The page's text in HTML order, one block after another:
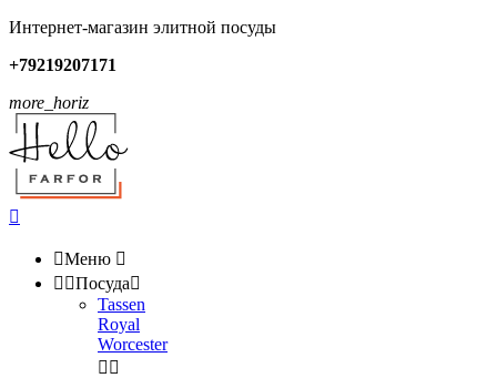
Интернет-магазин элитной посуды
+79219207171
more_horiz

Меню 
 Посуда
Tassen
Royal
Worcester
 